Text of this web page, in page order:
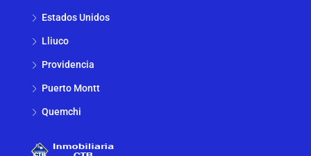
Estados Unidos
Lliuco
Providencia
Puerto Montt
Quemchi